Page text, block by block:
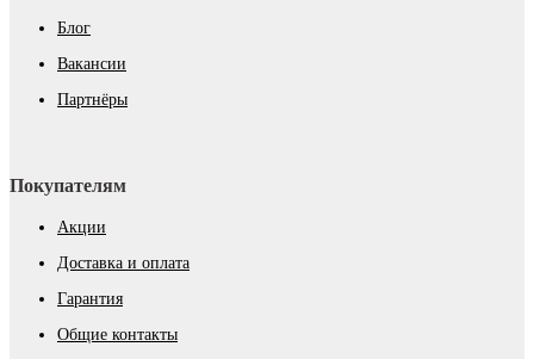
Блог
Вакансии
Партнёры
Покупателям
Акции
Доставка и оплата
Гарантия
Общие контакты